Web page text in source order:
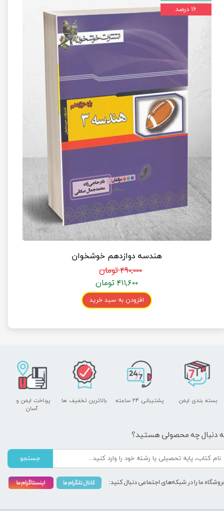
هندسه دوازدهم خوشخوان
۴۹۰,۰۰۰ تومان
۴۱۱,۶۰۰ تومان
افزودن به سبد خرید
۱۶ درصد
پشتیبانی ۲۴ ساعته
پرداخت ایمن و ​​​​​​​
آسان
بسته بندی ایمن بالاترین تخفیف ها
دنبال چه محصولی هستید؟
جستجو
ما را در شبکه‌های اجتماعی دنبال کنید: